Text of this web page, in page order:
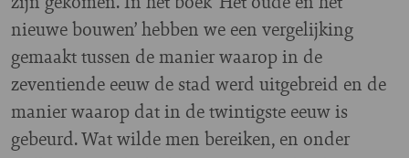
nieuwe bouwen’ hebben we een vergelijking
gemaakt tussen de manier waarop in de
zeventiende eeuw de stad werd uitgebreid en de
manier waarop dat in de twintigste eeuw is
gebeurd. Wat wilde men bereiken, en onder